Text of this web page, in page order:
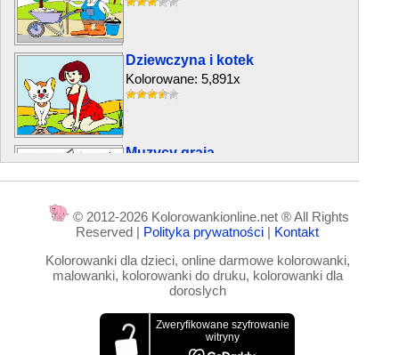
Dziewczyna i kotek
Kolorowane: 5,891x
Muzycy grają
Kolorowane: 3,261x
Babcia z dziadkiem
© 2012-2026 Kolorowankionline.net ® All Rights
Reserved | Polityka prywatności | Kontakt
Kolorowanki dla dzieci, online darmowe kolorowanki,
malowanki, kolorowanki do druku, kolorowanki dla
doroslych